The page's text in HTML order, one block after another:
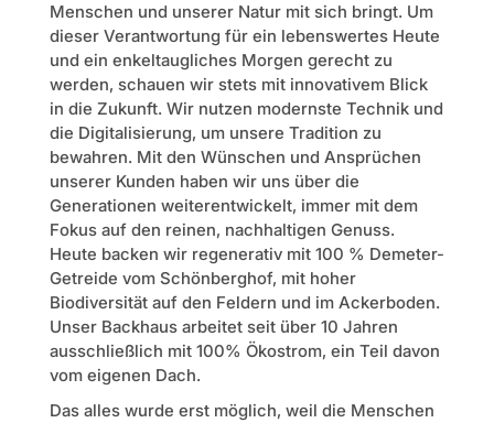
Menschen und unserer Natur mit sich bringt. Um
dieser Verantwortung für ein lebenswertes Heute
und ein enkeltaugliches Morgen gerecht zu
werden, schauen wir stets mit innovativem Blick
in die Zukunft. Wir nutzen modernste Technik und
die Digitalisierung, um unsere Tradition zu
bewahren. Mit den Wünschen und Ansprüchen
unserer Kunden haben wir uns über die
Generationen weiterentwickelt, immer mit dem
Fokus auf den reinen, nachhaltigen Genuss.
Heute backen wir regenerativ mit 100 % Demeter-
Getreide vom Schönberghof, mit hoher
Biodiversität auf den Feldern und im Ackerboden.
Unser Backhaus arbeitet seit über 10 Jahren
ausschließlich mit 100% Ökostrom, ein Teil davon
vom eigenen Dach.
Das alles wurde erst möglich, weil die Menschen